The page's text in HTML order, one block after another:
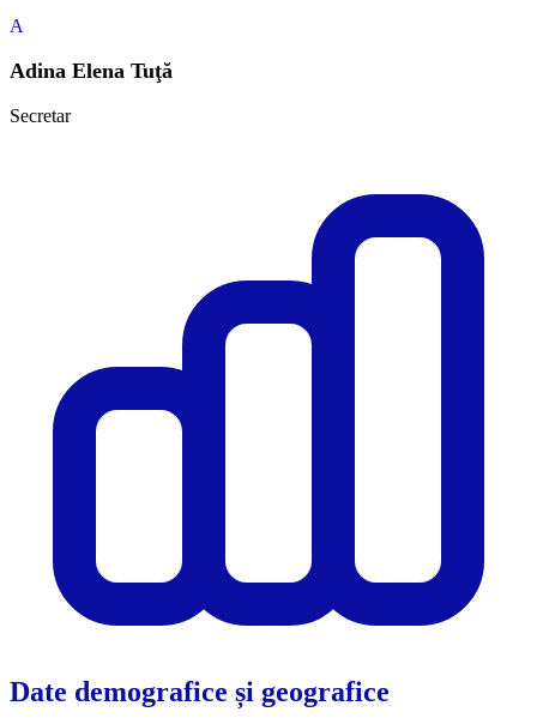
A
Adina Elena Tuţă
Secretar
Date demografice și geografice